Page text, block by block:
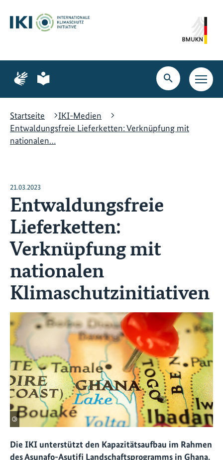
Hauptinhalt
springen
Suche
springen
Hauptnavigation
springen
Zur
Seite
Gebärdensprache
Zur
Seite
leichte
Suche
öffnen
Startseite
IKI-Medien
Entwaldungsfreie Lieferketten: Verknüpfung mit
nationalen…
21.03.2023
Entwaldungsfreie
Lieferketten:
Verknüpfung mit
nationalen
Klimaschutzinitiativen
©
Die IKI unterstützt den Kapazitätsaufbau im Rahmen
des Asunafo-Asutifi Landschaftsprogramms in Ghana.